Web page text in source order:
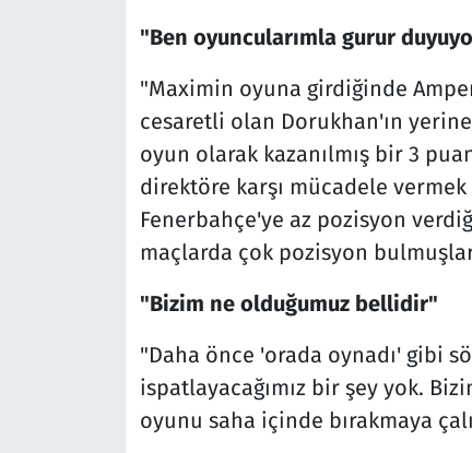
"Ben oyuncularımla gurur
"Maximin oyuna girdiğinde
cesaretli olan Dorukhan'ın
oyun olarak kazanılmış bir 3
direktöre karşı mücadele
Fenerbahçe'ye az pozisyon
maçlarda çok pozisyon
"Bizim ne olduğumuz bellidir"
"Daha önce 'orada oynadı' gibi
ispatlayacağımız bir şey yok.
oyunu saha içinde bırakmaya